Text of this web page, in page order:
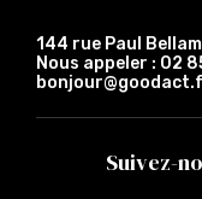
144 rue Paul
Nous appeler : 02
Suivez-